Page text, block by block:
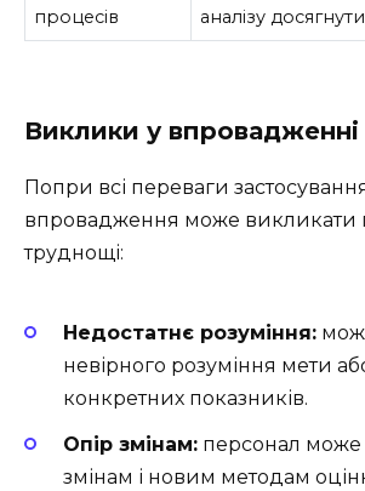
процесів
аналізу
Виклики у впровадженні
Попри всі переваги застосування
впровадження може викликати
труднощі:
Недостатнє розуміння:
невірного розуміння мети
конкретних показників.
Опір змінам: персонал може
змінам і новим методам